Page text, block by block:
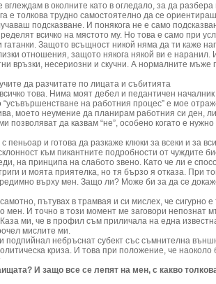
вглеждам в околните като в огледало, за да
е толкова трудно самостоятелно да се
подсказване. И понякога не е само
всичко на мястото му. Но това е само при
Защото всъщност никой няма да ти каже
отношения, защото някога някой ви е наранил.
връзки, несериозни и скучни. А нормалните мъже
да разчитате по лицата и събитията
това. Нима моят дебел и педантичен началник
на работния процес” е мое
моето неумение да планирам работния си ден,
позволяват да казвам “не”, особено когато е
пеньоар и готова да разкаже клюки за всеки и за
към пикантните подробности от чуждите
на принципа на слабото звено. Като че ли е
и моята приятелка, но тя бързо я отказа. При
върху мен. Защо ли? Може би за да се
пътувах в трамвая и си мислех, че сигурно е
мен. И точно в този момент ме заговори непознат
ми, че в профил съм приличала на една
мислите ми.
подпийнал небръснат субект със съмнителна
криза. И това при положение, че
И защо все се лепят на мен, с какво